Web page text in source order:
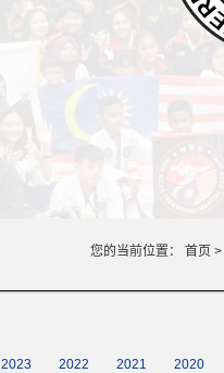
您的当前位置： 首页 >
2023 2022 2021 2020